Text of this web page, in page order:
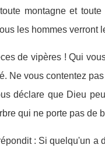
montagne et
les hommes verront
de vipères ! Qui
Ne vous contentez
déclare que Dieu
qui ne porte pas de
: Si quelqu'un